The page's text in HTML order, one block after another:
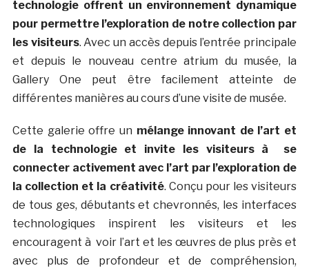
technologie offrent un environnement dynamique
pour permettre l’exploration de notre collection par
les visiteurs. Avec un accès depuis l’entrée principale
et depuis le nouveau centre atrium du musée, la
Gallery One peut être facilement atteinte de
différentes manières au cours d’une visite de musée.
Cette galerie offre un mélange innovant de l’art et
de la technologie et invite les visiteurs à se
connecter activement avec l’art par l’exploration de
la collection et la créativité. Conçu pour les visiteurs
de tous ges, débutants et chevronnés, les interfaces
technologiques inspirent les visiteurs et les
encouragent à voir l’art et les œuvres de plus près et
avec plus de profondeur et de compréhension,